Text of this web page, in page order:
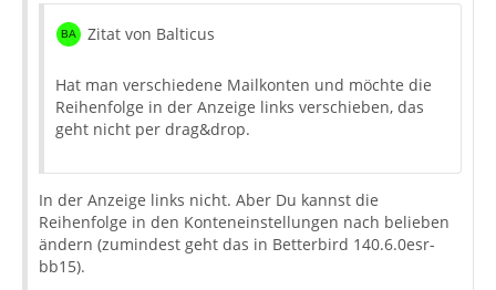
Zitat von Balticus
Hat man verschiedene Mailkonten und möchte die
Reihenfolge in der Anzeige links verschieben, das
geht nicht per drag&drop.
In der Anzeige links nicht. Aber Du kannst die
Reihenfolge in den Konteneinstellungen nach belieben
ändern (zumindest geht das in Betterbird 140.6.0esr-
bb15).